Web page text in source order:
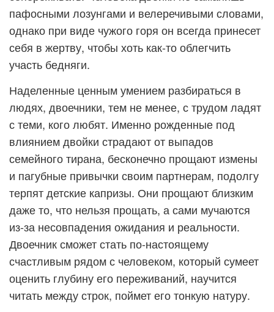
пафосными лозунгами и велеречивыми словами,
однако при виде чужого горя он всегда принесет
себя в жертву, чтобы хоть как-то облегчить
участь бедняги.
Наделенные ценным умением разбираться в
людях, двоечники, тем не менее, с трудом ладят
с теми, кого любят. Именно рожденные под
влиянием двойки страдают от выпадов
семейного тирана, бесконечно прощают измены
и пагубные привычки своим партнерам, подолгу
терпят детские капризы. Они прощают близким
даже то, что нельзя прощать, а сами мучаются
из-за несовпадения ожидания и реальности.
Двоечник сможет стать по-настоящему
счастливым рядом с человеком, который сумеет
оценить глубину его переживаний, научится
читать между строк, поймет его тонкую натуру.